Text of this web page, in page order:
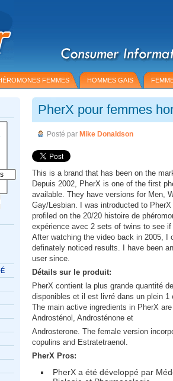
FEMMES HOMMES GAIS
PherX pour femmes
Posté par Mike Donaldson
This is a brand that has been on the
Depuis 2002, PherX is one of the first
available. They have versions for Men,
Gay/Lesbian. I was introducted to
profiled on the 20/20 histoire de
expérience avec 2 sets of twins to see if
After watching the video back in 2005, I
definately noticed results. I have been
user since.
Détails sur le produit:
PherX contient la plus grande quantité
disponibles et il est livré dans un plein 1
The main active ingredients in PherX
Androsténol, Androsténone et
Androsterone. The female version
copulins and Estratetraenol.
PherX Pros:
PherX a été développé par